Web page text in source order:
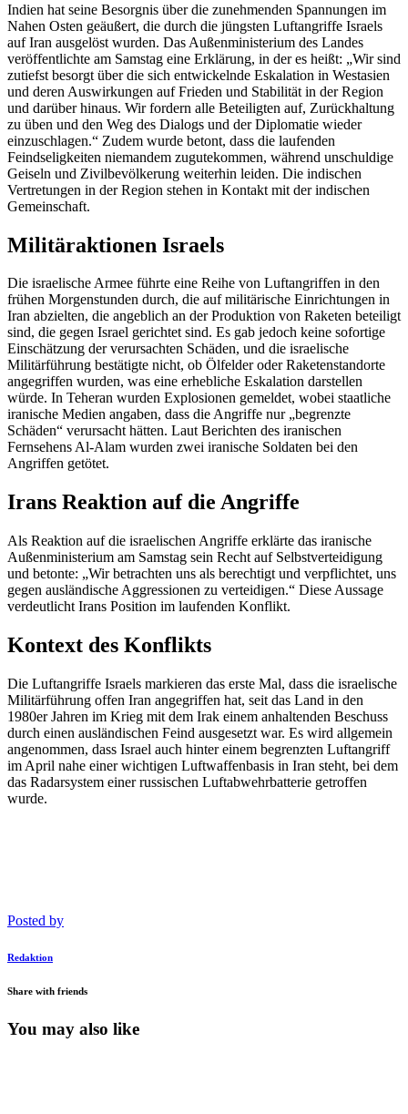
Indien hat seine Besorgnis über die zunehmenden Spannungen im
Nahen Osten geäußert, die durch die jüngsten Luftangriffe Israels
auf Iran ausgelöst wurden. Das Außenministerium des Landes
veröffentlichte am Samstag eine Erklärung, in der es heißt: „Wir sind
zutiefst besorgt über die sich entwickelnde Eskalation in Westasien
und deren Auswirkungen auf Frieden und Stabilität in der Region
und darüber hinaus. Wir fordern alle Beteiligten auf, Zurückhaltung
zu üben und den Weg des Dialogs und der Diplomatie wieder
einzuschlagen.“ Zudem wurde betont, dass die laufenden
Feindseligkeiten niemandem zugutekommen, während unschuldige
Geiseln und Zivilbevölkerung weiterhin leiden. Die indischen
Vertretungen in der Region stehen in Kontakt mit der indischen
Gemeinschaft.
Militäraktionen Israels
Die israelische Armee führte eine Reihe von Luftangriffen in den
frühen Morgenstunden durch, die auf militärische Einrichtungen in
Iran abzielten, die angeblich an der Produktion von Raketen beteiligt
sind, die gegen Israel gerichtet sind. Es gab jedoch keine sofortige
Einschätzung der verursachten Schäden, und die israelische
Militärführung bestätigte nicht, ob Ölfelder oder Raketenstandorte
angegriffen wurden, was eine erhebliche Eskalation darstellen
würde. In Teheran wurden Explosionen gemeldet, wobei staatliche
iranische Medien angaben, dass die Angriffe nur „begrenzte
Schäden“ verursacht hätten. Laut Berichten des iranischen
Fernsehens Al-Alam wurden zwei iranische Soldaten bei den
Angriffen getötet.
Irans Reaktion auf die Angriffe
Als Reaktion auf die israelischen Angriffe erklärte das iranische
Außenministerium am Samstag sein Recht auf Selbstverteidigung
und betonte: „Wir betrachten uns als berechtigt und verpflichtet, uns
gegen ausländische Aggressionen zu verteidigen.“ Diese Aussage
verdeutlicht Irans Position im laufenden Konflikt.
Kontext des Konflikts
Die Luftangriffe Israels markieren das erste Mal, dass die israelische
Militärführung offen Iran angegriffen hat, seit das Land in den
1980er Jahren im Krieg mit dem Irak einem anhaltenden Beschuss
durch einen ausländischen Feind ausgesetzt war. Es wird allgemein
angenommen, dass Israel auch hinter einem begrenzten Luftangriff
im April nahe einer wichtigen Luftwaffenbasis in Iran steht, bei dem
das Radarsystem einer russischen Luftabwehrbatterie getroffen
wurde.
Posted by
Redaktion
Share with friends
You may also like